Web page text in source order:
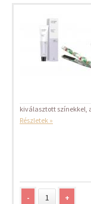
kiválasztott színekkel,
Részletek »
- +